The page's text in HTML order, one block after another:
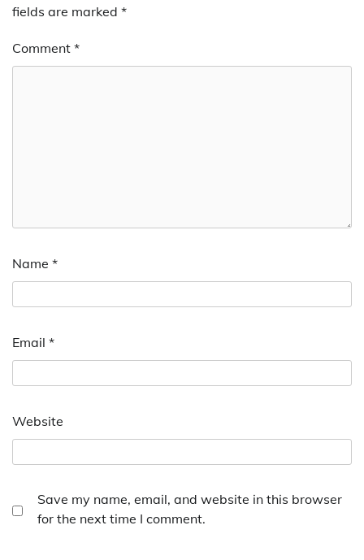
fields are marked *
Comment *
Name *
Email *
Website
Save my name, email, and website in this browser
for the next time I comment.